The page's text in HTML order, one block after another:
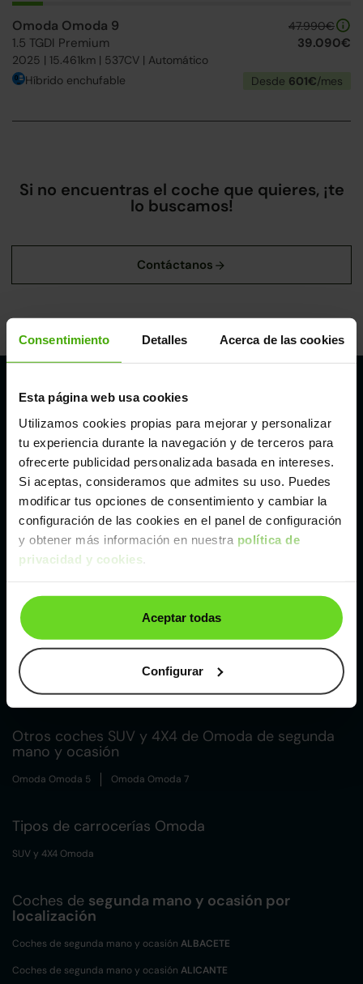
Consentimiento Detalles Acerca de las cookies
Esta página web usa cookies
Utilizamos cookies propias para mejorar y personalizar
tu experiencia durante la navegación y de terceros para
ofrecerte publicidad personalizada basada en intereses.
Si aceptas, consideramos que admites su uso. Puedes
modificar tus opciones de consentimiento y cambiar la
configuración de las cookies en el panel de configuración
y obtener más información en nuestra política de
privacidad y cookies
Aceptar todas
Configurar
Omoda Omoda 9
1.5 TGDI Premium
2025 | 15.461km | 537CV | Automático
47.990€
39.090€
Híbrido enchufable Desde 601€/mes
Si no encuentras el coche que quieres, ¡te
lo buscamos!
Nuestros puntos de venta Clicars:
Alicante
Córdoba
Madrid
Valencia
Zaragoza
Otros coches SUV y 4X4 de Omoda de segunda
mano y ocasión
Omoda Omoda 5 Omoda Omoda 7
Tipos de carrocerías Omoda
SUV y 4X4 Omoda
Coches de segunda mano y ocasión por
localización
Coches de segunda mano y ocasión ALBACETE
Coches de segunda mano y ocasión ALICANTE